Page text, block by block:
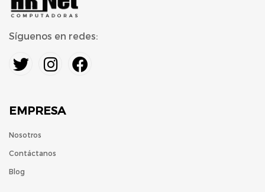
Síguenos en redes:
EMPRESA
Nosotros
Contáctanos
Blog